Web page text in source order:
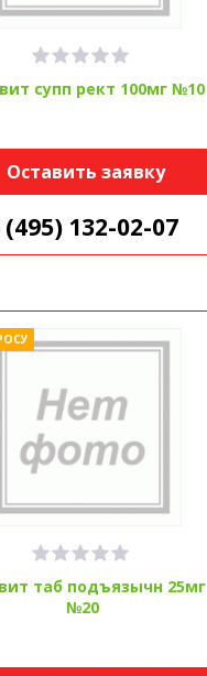
супп рект 100мг №10
Оставить заявку
(495) 132-02-07
таб подъязычн 25мг
№20